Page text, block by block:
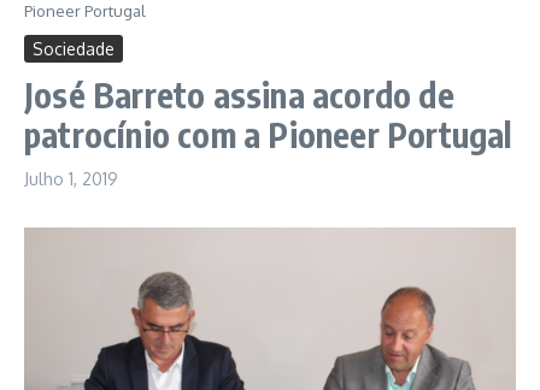
Pioneer Portugal
Sociedade
José Barreto assina acordo de
patrocínio com a Pioneer Portugal
Julho 1, 2019